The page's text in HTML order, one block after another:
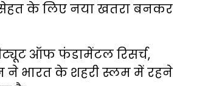
सेहत के लिए नया खतरा बनकर
ऑफ फंडामेंटल रिसर्च,
ने भारत के शहरी स्लम में रहने